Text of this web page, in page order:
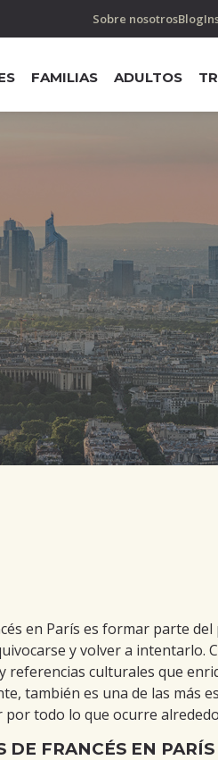
Sobre nosotrosBlog
FAMILIAS ADULTOS
en París es formar parte
y volver a intentarlo.
referencias culturales que
también es una de las más
por todo lo que ocurre
DE FRANCÉS EN PARÍS